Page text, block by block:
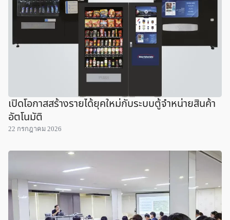
เปิดโอกาสสร้างรายได้ยุคใหม่กับระบบตู้จำหน่ายสินค้า
อัตโนมัติ
22 กรกฎาคม 2026